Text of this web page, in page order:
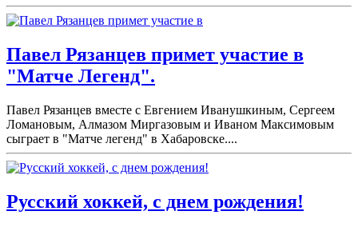
Павел Рязанцев примет участие в
"Матче Легенд".
Павел Рязанцев вместе с Евгением Иванушкиным, Сергеем
Ломановым, Алмазом Миргазовым и Иваном Максимовым
сыграет в "Матче легенд" в Хабаровске....
Русский хоккей, с днем рождения!